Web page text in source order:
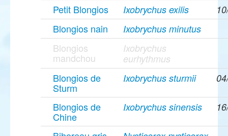
Petit Blongios Ixobrychus exilis
Blongios nain Ixobrychus minutus
Blongios
mandchou
Ixobrychus
eurhythmus
Blongios de
Sturm
Ixobrychus sturmii
Blongios de
Chine
Ixobrychus sinensis